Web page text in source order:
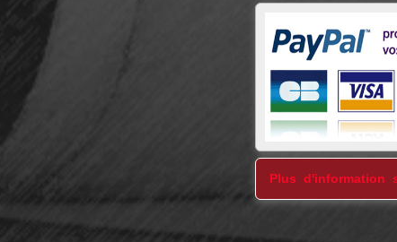
Plus d'information